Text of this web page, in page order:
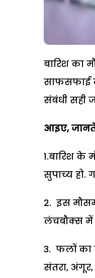
बारिश का
साफसफाई
संबंधी सही
आइए, जानते
1.बारिश के
सुपाच्य हो.
2. इस
लंचबौक्स में
3. फलों का
संतरा, अंगूर,